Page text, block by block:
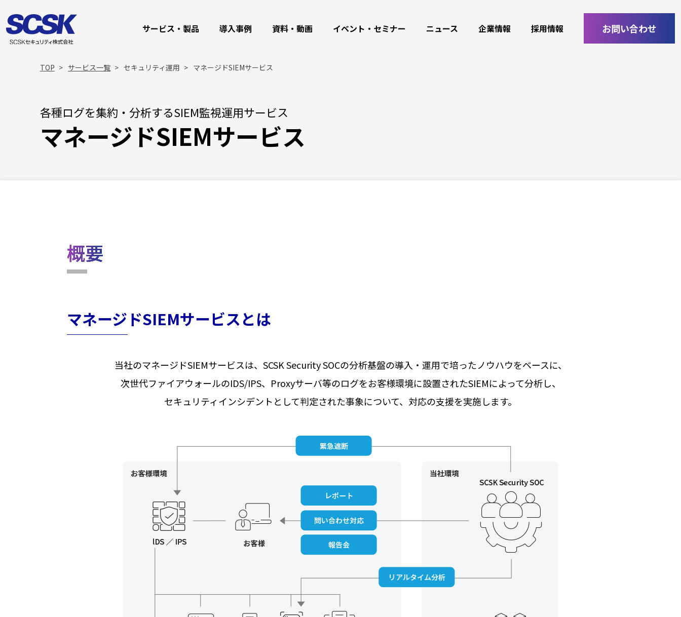
サービス・製品 導入事例 資料・動画 イベント・セミナー ニュース 企業情報 採用情報 お問い合わせ
TOP サービス一覧 セキュリティ運用 マネージドSIEMサービス
各種ログを集約・分析するSIEM監視運用サービス
マネージドSIEMサービス
概要
マネージドSIEMサービスとは
当社のマネージドSIEMサービスは、SCSK Security SOCの分析基盤の導入・運用で培ったノウハウをベースに、
次世代ファイアウォールのIDS/IPS、Proxyサーバ等のログをお客様環境に設置されたSIEMによって分析し、
セキュリティインシデントとして判定された事象について、対応の支援を実施します。